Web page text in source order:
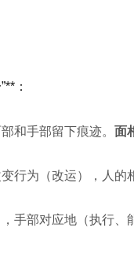
：
和手部留下痕迹。 面
行为（改运），人
手部对应地（执行、